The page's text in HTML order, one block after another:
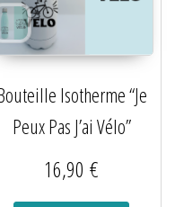
Isotherme “Je
Peux Pas J’ai Vélo”
16,90€